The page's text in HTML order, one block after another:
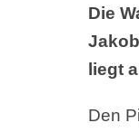
Die
liegt
Den